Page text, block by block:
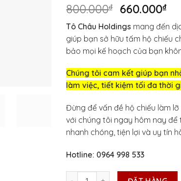
800.000₫
Giá
là:
800.000₫.
660.000₫Giá
tại
là:
Tô Châu Holdings mang đến
giúp bạn sở hữu tấm hộ chiếu
bảo mọi kế hoạch của bạn
Chúng tôi cam kết giúp bạn
làm việc, tiết kiệm tối đa thời
Đừng để vấn đề hộ chiếu làm
với chúng tôi ngay hôm nay để
nhanh chóng, tiện lợi và uy tín
Hotline: 0964 998 533
HƯỚNG DẪN THỦ TỤC LÀM HỘ